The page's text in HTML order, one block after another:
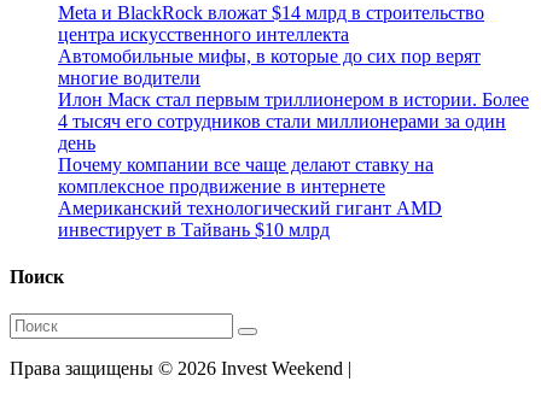
Meta и BlackRock вложат $14 млрд в строительство
центра искусственного интеллекта
Автомобильные мифы, в которые до сих пор верят
многие водители
Илон Маск стал первым триллионером в истории. Более
4 тысяч его сотрудников стали миллионерами за один
день
Почему компании все чаще делают ставку на
комплексное продвижение в интернете
Американский технологический гигант AMD
инвестирует в Тайвань $10 млрд
Поиск
Права защищены © 2026 Invest Weekend |